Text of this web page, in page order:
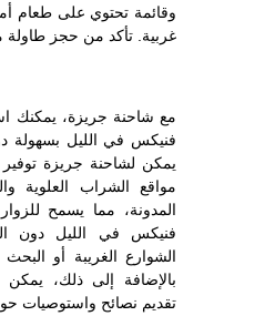
وقائمة تحتوي على طعام
غربية. تأكد من حجز طاولة
مع شاحنة جريزة، يمكنك
فنيكس في الليل بسهولة
يمكن لشاحنة جريزة
مواقع الشراب العلوية
المدونة، مما يسمح
فنيكس في الليل دون
الشوارع الغريبة أو
بالإضافة إلى ذلك،
تقديم نصائح واستوصيات